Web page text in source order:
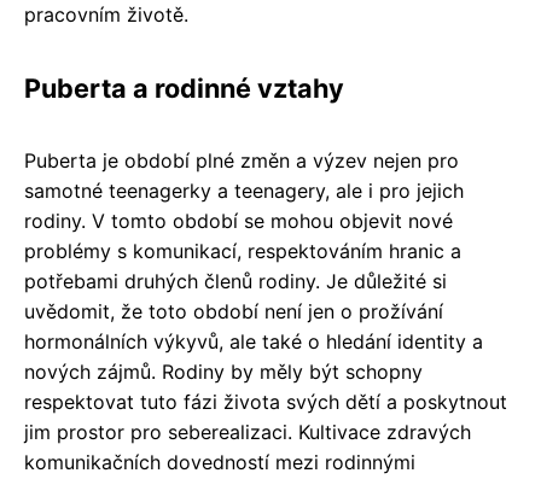
pracovním životě.
Puberta a rodinné vztahy
Puberta je období plné změn a výzev nejen pro
samotné teenagerky a teenagery, ale i pro jejich
rodiny. V tomto období se mohou objevit nové
problémy s komunikací, respektováním hranic a
potřebami druhých členů rodiny. Je důležité si
uvědomit, že toto období není jen o prožívání
hormonálních výkyvů, ale také o hledání identity a
nových zájmů. Rodiny by měly být schopny
respektovat tuto fázi života svých dětí a poskytnout
jim prostor pro seberealizaci. Kultivace zdravých
komunikačních dovedností mezi rodinnými